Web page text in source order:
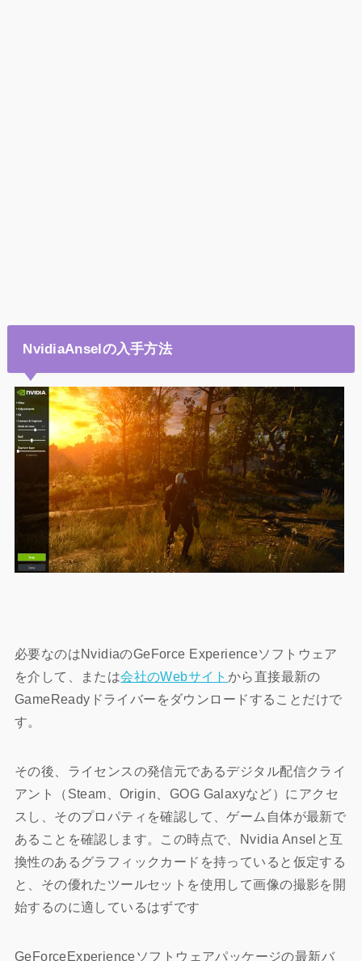
NvidiaAnselの入手方法
必要なのはNvidiaのGeForce Experienceソフトウェア
を介して、または会社のWebサイト から直接最新の
GameReadyドライバーをダウンロードすることだけで
す。
その後、ライセンスの発信元であるデジタル配信クライ
アント（Steam、Origin、GOG Galaxyなど）にアクセ
スし、そのプロパティを確認して、ゲーム自体が最新で
あることを確認します。この時点で、Nvidia Anselと互
換性のあるグラフィックカードを持っていると仮定する
と、その優れたツールセットを使用して画像の撮影を開
始するのに適しているはずです
GeForceExperienceソフトウェアパッケージの最新バ